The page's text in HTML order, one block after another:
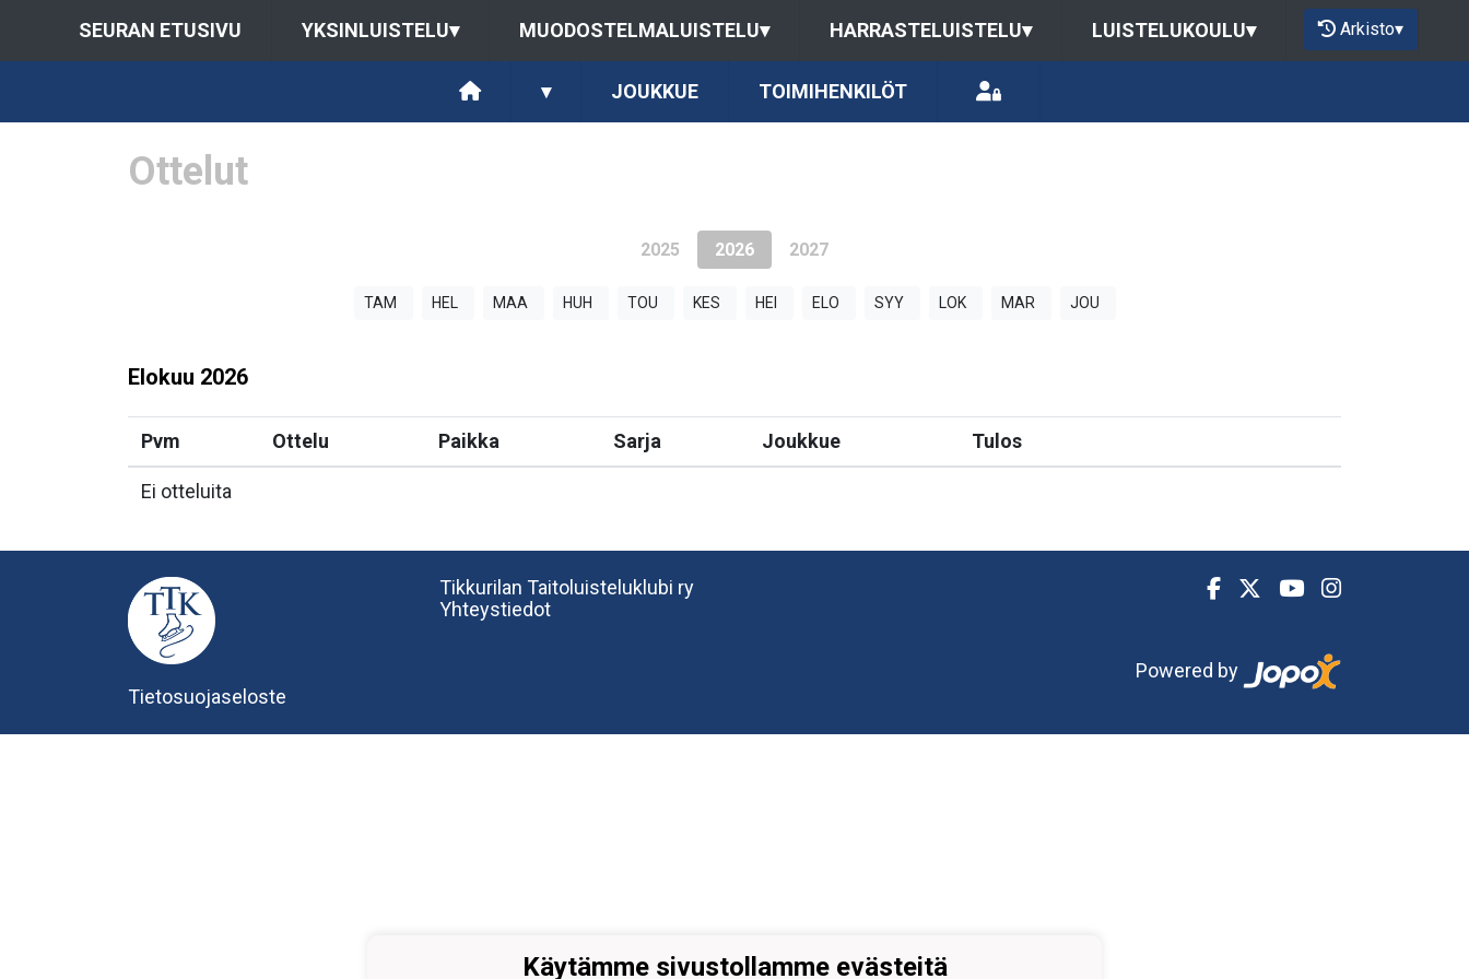
SEURAN ETUSIVU YKSINLUISTELU▾ MUODOSTELMALUISTELU▾ HARRASTELUISTELU▾ LUISTELUKOULU▾ Arkisto▾
▾ JOUKKUE TOIMIHENKILÖT
Ottelut
2025 2026 2027
TAM HEL MAA HUH TOU KES HEI ELO SYY LOK MAR JOU
Elokuu 2026
Pvm Ottelu Paikka Sarja Joukkue Tulos
Ei otteluita
Tietosuojaseloste
Tikkurilan Taitoluisteluklubi ry
Yhteystiedot
Powered by
Käytämme sivustollamme evästeitä